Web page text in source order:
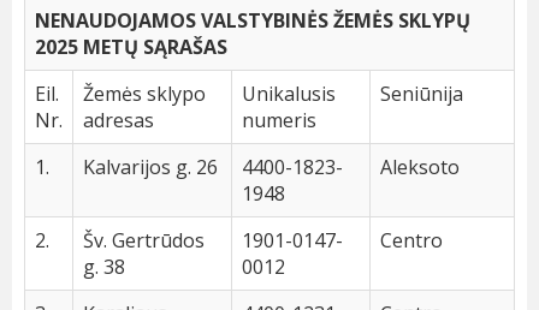
NENAUDOJAMOS VALSTYBINĖS ŽEMĖS SKLYPŲ
2025 METŲ SĄRAŠAS
Eil.
Nr.
Žemės sklypo
adresas
Unikalusis
numeris
Seniūnija
1. Kalvarijos g. 26
4400-1823-
1948
Aleksoto
2.
Šv. Gertrūdos
g. 38
1901-0147-
0012
Centro